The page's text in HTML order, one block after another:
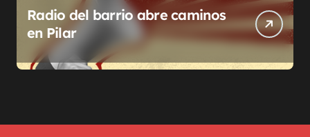
Radio del barrio abre caminos
en Pilar